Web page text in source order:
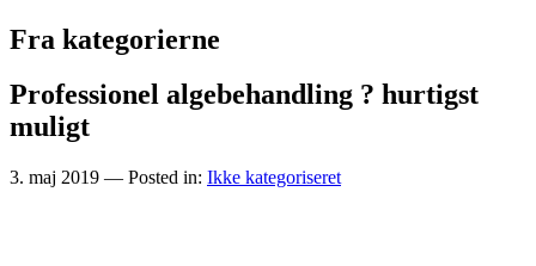
Fra kategorierne
Professionel algebehandling ? hurtigst
muligt
3. maj 2019 — Posted in: Ikke kategoriseret